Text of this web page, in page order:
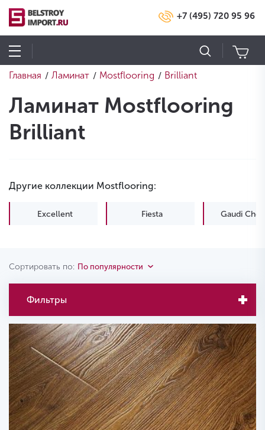
+7 (495) 720 95 96
Главная / Ламинат / Mostflooring / Brilliant
Ламинат Mostflooring
Brilliant
Другие коллекции Mostflooring:
Excellent Fiesta Gaudi
Сортировать по: По популярности
Фильтры